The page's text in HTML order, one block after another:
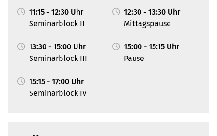
11:15 - 12:30 Uhr
Seminarblock II
12:30 - 13:30 Uhr
Mittagspause
13:30 - 15:00 Uhr
Seminarblock III
15:00 - 15:15 Uhr
Pause
15:15 - 17:00 Uhr
Seminarblock IV